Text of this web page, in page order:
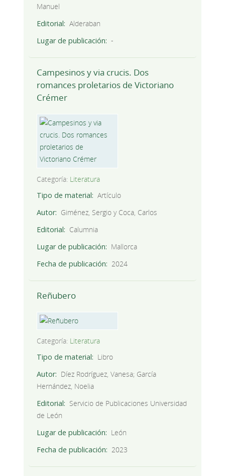
Manuel
Editorial
Alderaban
Lugar de publicación
-
Campesinos y via crucis. Dos
romances proletarios de Victoriano
Crémer
Categoría: Literatura
Tipo de material
Artículo
Autor
Giménez, Sergio y Coca, Carlos
Editorial
Calumnia
Lugar de publicación
Mallorca
Fecha de publicación
2024
Reñubero
Categoría: Literatura
Tipo de material
Libro
Autor
Díez Rodríguez, Vanesa; García
Hernández, Noelia
Editorial
Servicio de Publicaciones Universidad
de León
Lugar de publicación
León
Fecha de publicación
2023